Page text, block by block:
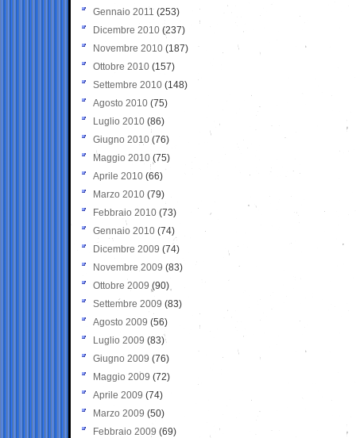
Gennaio 2011 (253)
Dicembre 2010 (237)
Novembre 2010 (187)
Ottobre 2010 (157)
Settembre 2010 (148)
Agosto 2010 (75)
Luglio 2010 (86)
Giugno 2010 (76)
Maggio 2010 (75)
Aprile 2010 (66)
Marzo 2010 (79)
Febbraio 2010 (73)
Gennaio 2010 (74)
Dicembre 2009 (74)
Novembre 2009 (83)
Ottobre 2009 (90)
Settembre 2009 (83)
Agosto 2009 (56)
Luglio 2009 (83)
Giugno 2009 (76)
Maggio 2009 (72)
Aprile 2009 (74)
Marzo 2009 (50)
Febbraio 2009 (69)